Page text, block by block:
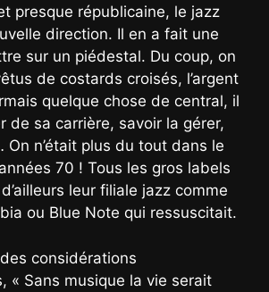
presque républicaine, le jazz
direction. Il en a fait une
sur un piédestal. Du coup, on
de costards croisés, l’argent
quelque chose de central, il
de sa carrière, savoir la gérer,
On n’était plus du tout dans le
70 ! Tous les gros labels
leur filiale jazz comme
ou Blue Note qui ressuscitait.
considérations
« Sans musique la vie serait